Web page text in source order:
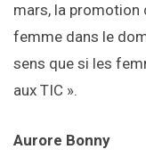
mars, la promotion
femme dans le
sens que si les
aux TIC ».
Aurore Bonny